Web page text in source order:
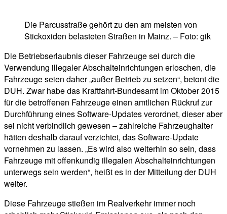
Die Parcusstraße gehört zu den am meisten von
Stickoxiden belasteten Straßen in Mainz. – Foto: gik
Die Betriebserlaubnis dieser Fahrzeuge sei durch die
Verwendung illegaler Abschalteinrichtungen erloschen, die
Fahrzeuge seien daher „außer Betrieb zu setzen“, betont die
DUH. Zwar habe das Kraftfahrt-Bundesamt im Oktober 2015
für die betroffenen Fahrzeuge einen amtlichen Rückruf zur
Durchführung eines Software-Updates verordnet, dieser aber
sei nicht verbindlich gewesen – zahlreiche Fahrzeughalter
hätten deshalb darauf verzichtet, das Software-Update
vornehmen zu lassen. „Es wird also weiterhin so sein, dass
Fahrzeuge mit offenkundig illegalen Abschalteinrichtungen
unterwegs sein werden“, heißt es in der Mitteilung der DUH
weiter.
Diese Fahrzeuge stießen im Realverkehr immer noch